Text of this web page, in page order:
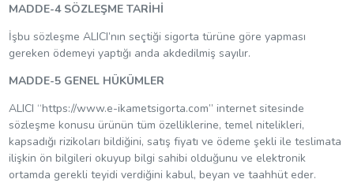
MADDE-4 SÖZLEŞME TARİHİ
İşbu sözleşme ALICI’nın seçtiği sigorta türüne göre yapması
gereken ödemeyi yaptığı anda akdedilmiş sayılır.
MADDE-5 GENEL HÜKÜMLER
ALICI “https://www.e-ikametsigorta.com” internet sitesinde
sözleşme konusu ürünün tüm özelliklerine, temel nitelikleri,
kapsadığı rizikoları bildiğini, satış fiyatı ve ödeme şekli ile teslimata
ilişkin ön bilgileri okuyup bilgi sahibi olduğunu ve elektronik
ortamda gerekli teyidi verdiğini kabul, beyan ve taahhüt eder.